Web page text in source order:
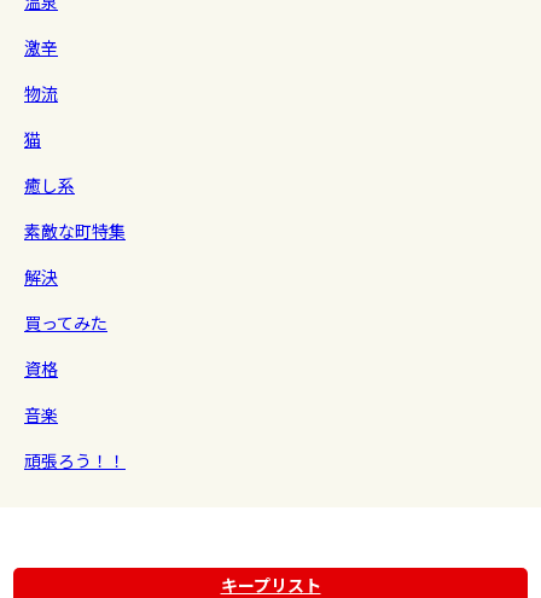
激辛
物流
猫
癒し系
素敵な町特集
解決
買ってみた
資格
音楽
頑張ろう！！
キープリスト